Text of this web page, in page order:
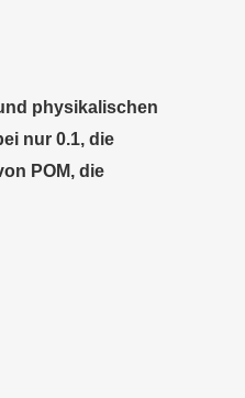
physikalischen
nur 0.1, die
POM, die